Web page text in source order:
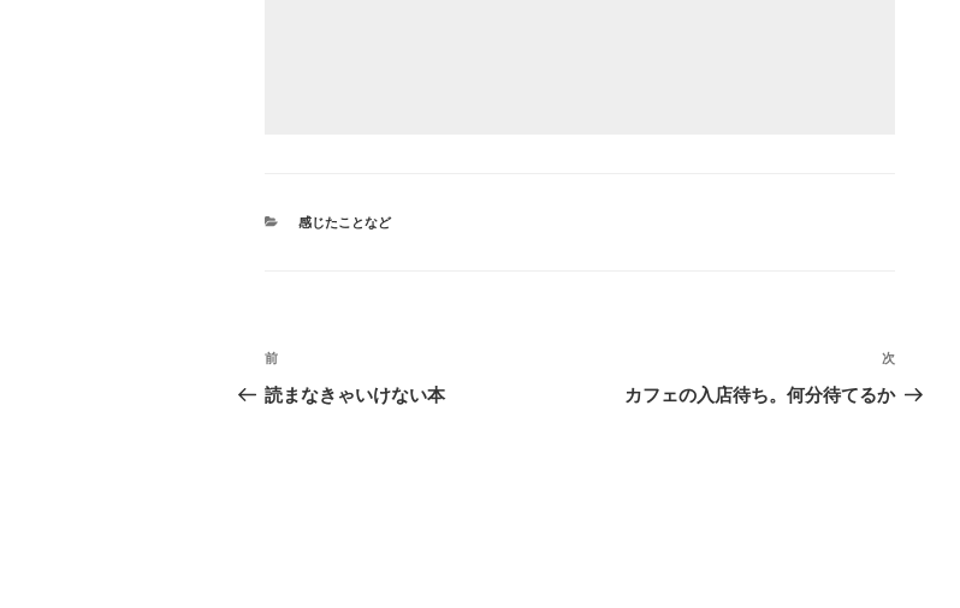
カ
感じたことなど
投
稿
前
の
前
読まなきゃいけない本
次
の
次
カフェの入店待ち。何分待てるか